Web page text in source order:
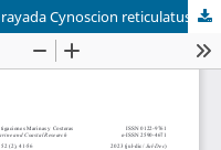
Biología reproductiva de la corvina rayada Cynoscion reticulatus en una localidad del sureste del Golfo de California